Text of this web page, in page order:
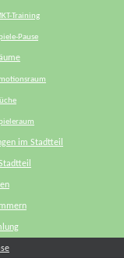
Training
Pause
im Stadtteil